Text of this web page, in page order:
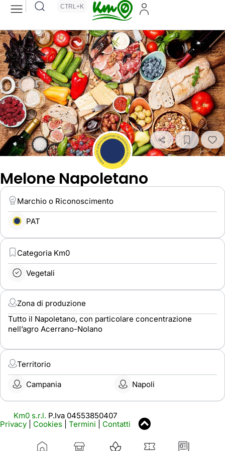
CTRL+K
Melone Napoletano
Marchio o Riconoscimento
PAT
Categoria Km0
Vegetali
Zona di produzione
Tutto il Napoletano, con particolare concentrazione
nell’agro Acerrano-Nolano
Territorio
Campania Napoli
Km0 s.r.l. P.Iva 04553850407
Privacy
Cookies Termini Contatti